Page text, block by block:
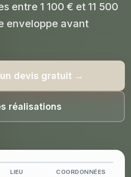
entre 1 100 € et 11 500
enveloppe avant
devis gratuit →
réalisations
LIEU COORDONNÉES